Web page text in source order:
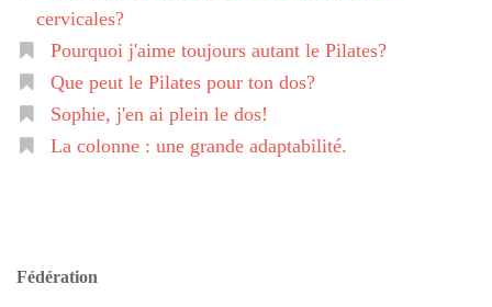
cervicales?
Pourquoi j'aime toujours autant le Pilates?
Que peut le Pilates pour ton dos?
Sophie, j'en ai plein le dos!
La colonne : une grande adaptabilité.
Fédération